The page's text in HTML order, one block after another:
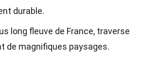
durable.
long fleuve de France, traverse
de magnifiques paysages.